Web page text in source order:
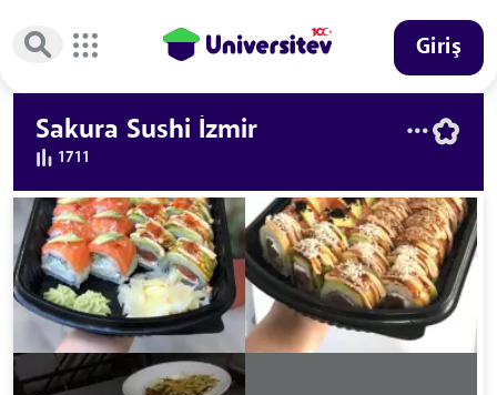
Giriş
Sakura Sushi İzmir
1711